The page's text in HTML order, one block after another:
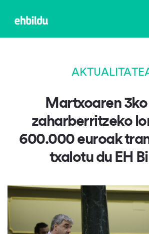
Martxoaren
zaharberritzeko
600.000 euroak
txalotu du EH